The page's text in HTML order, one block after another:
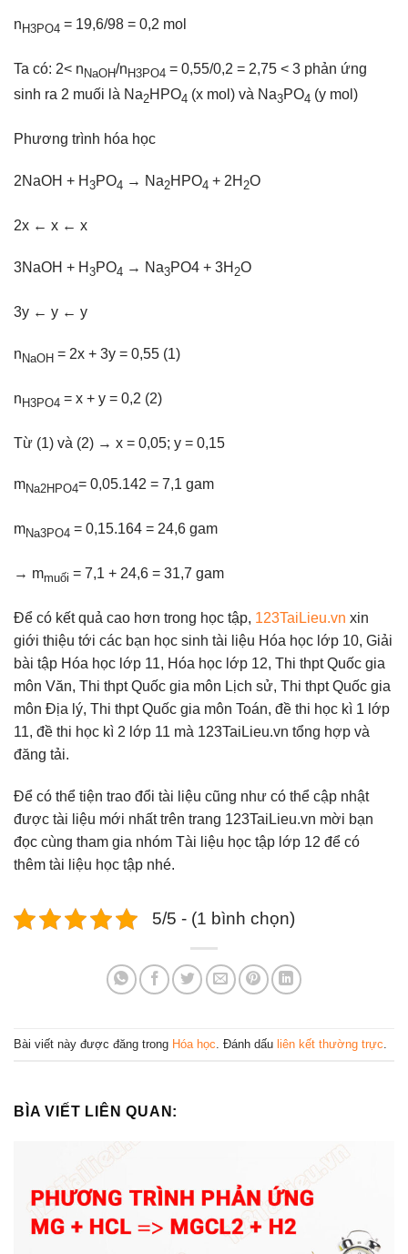
n H3PO4 = 19,6/98 = 0,2 mol
Ta có: 2< n NaOH/n H3PO4 = 0,55/0,2 = 2,75 < 3 phản ứng
sinh ra 2 muối là Na2HPO4 (x mol) và Na3PO4 (y mol)
Phương trình hóa học
2NaOH + H 3PO4 → Na2HPO4 + 2H 2O
2x ← x ← x
3NaOH + H 3PO4 → Na3PO4 + 3H 2O
3y ← y ← y
n NaOH = 2x + 3y = 0,55 (1)
n H3PO4 = x + y = 0,2 (2)
Từ (1) và (2) → x = 0,05; y = 0,15
mNa2HPO4= 0,05.142 = 7,1 gam
mNa3PO4 = 0,15.164 = 24,6 gam
→ mmuối = 7,1 + 24,6 = 31,7 gam
Để có kết quả cao hơn trong học tập, 123TaiLieu.vn xin
giới thiệu tới các bạn học sinh tài liệu Hóa học lớp 10, Giải
bài tập Hóa học lớp 11, Hóa học lớp 12, Thi thpt Quốc gia
môn Văn, Thi thpt Quốc gia môn Lịch sử, Thi thpt Quốc gia
môn Địa lý, Thi thpt Quốc gia môn Toán, đề thi học kì 1 lớp
11, đề thi học kì 2 lớp 11 mà 123TaiLieu.vn tổng hợp và
đăng tải.
Để có thể tiện trao đổi tài liệu cũng như có thể cập nhật
được tài liệu mới nhất trên trang 123TaiLieu.vn mời bạn
đọc cùng tham gia nhóm Tài liệu học tập lớp 12 để có
thêm tài liệu học tập nhé.
5/5 - (1 bình chọn)
Bài viết này được đăng trong Hóa học . Đánh dấu liên kết thường trực
BÌA VIẾT LIÊN QUAN: